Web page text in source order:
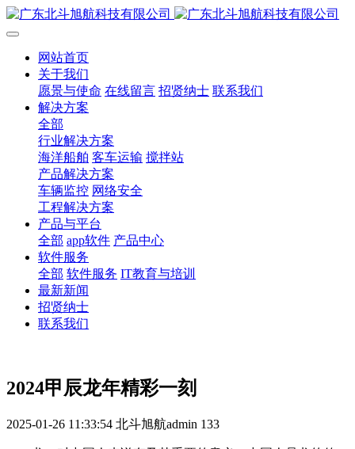
网站首页
关于我们
愿景与使命 在线留言 招贤纳士 联系我们
解决方案
全部
行业解决方案
海洋船舶 客车运输 搅拌站
产品解决方案
车辆监控 网络安全
工程解决方案
产品与平台
全部 app软件 产品中心
软件服务
全部 软件服务 IT教育与培训
最新新闻
招贤纳士
联系我们
2024甲辰龙年精彩一刻
2025-01-26 11:33:54 北斗旭航admin 133